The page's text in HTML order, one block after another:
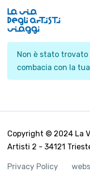
Non è stato
combacia con la
Copyright © 2024 La
Artisti 2 - 34121
Privacy Policy